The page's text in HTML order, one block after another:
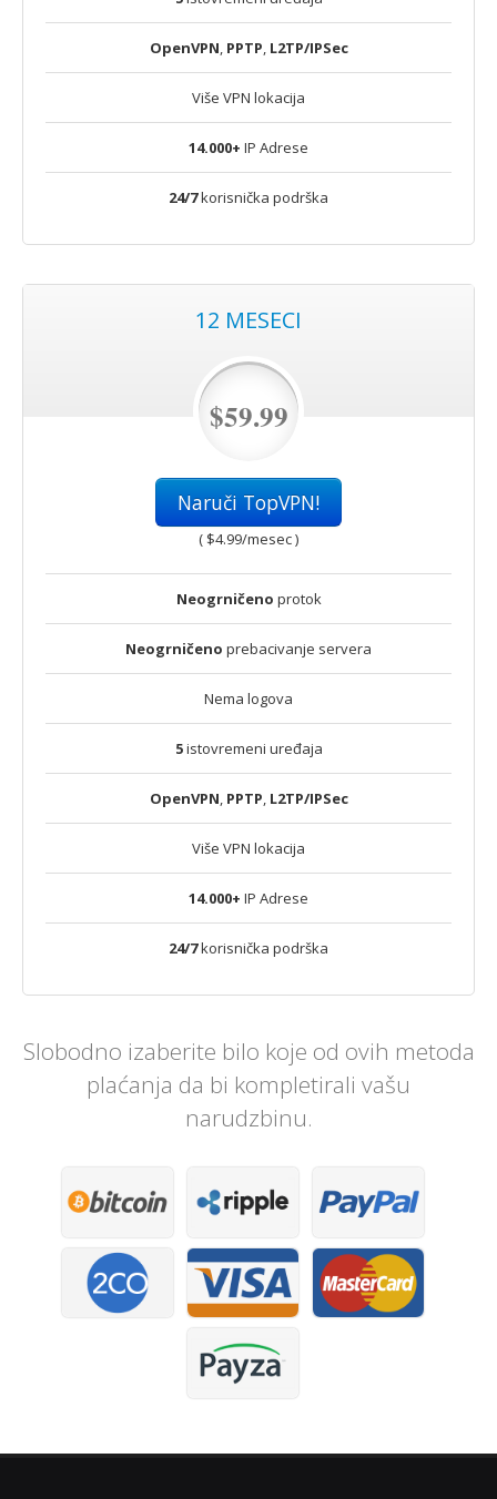
OpenVPN, PPTP, L2TP/IPSec
Više VPN lokacija
14.000+ IP Adrese
24/7korisnička podrška
12 MESECI
$59.99
Naruči TopVPN!
( $4.99/mesec )
Neogrničeno protok
Neogrničeno prebacivanje servera
Nema logova
5istovremeni uređaja
OpenVPN, PPTP, L2TP/IPSec
Više VPN lokacija
14.000+ IP Adrese
24/7korisnička podrška
Slobodno izaberite bilo koje od ovih metoda
plaćanja da bi kompletirali vašu
narudzbinu.